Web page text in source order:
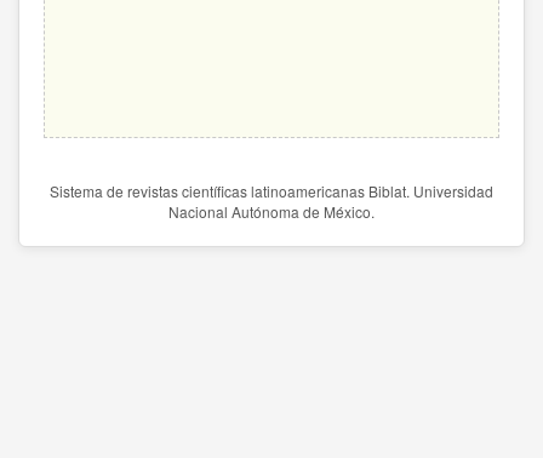
Sistema de revistas científicas latinoamericanas Biblat. Universidad
Nacional Autónoma de México.